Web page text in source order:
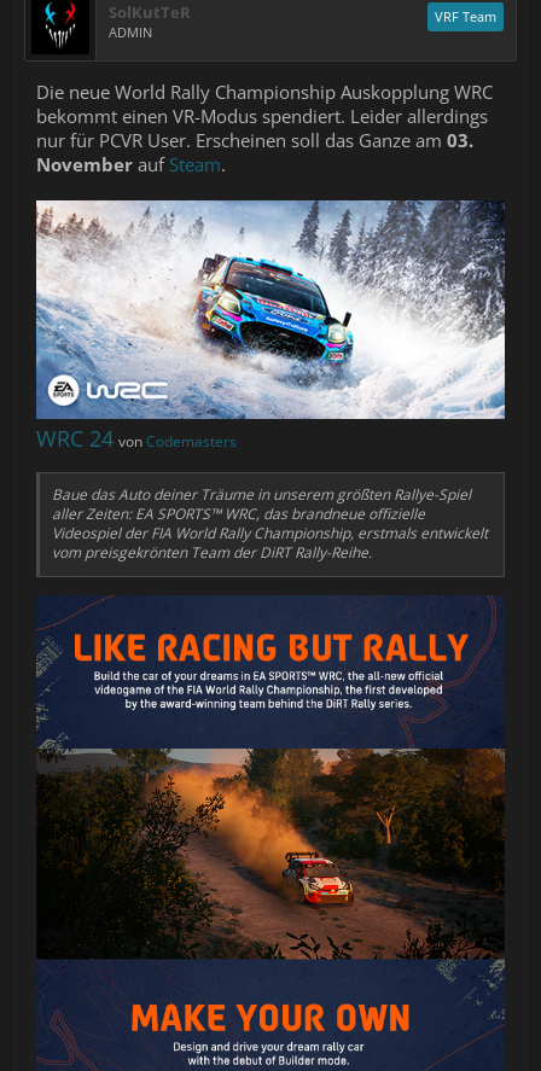
SolKutTeR
ADMIN
VRF Team
Die neue World Rally Championship Auskopplung WRC
bekommt einen VR-Modus spendiert. Leider allerdings
nur für PCVR User. Erscheinen soll das Ganze am 03.
November auf Steam.
WRC 24 von Codemasters
Baue das Auto deiner Träume in unserem größten Rallye-Spiel
aller Zeiten: EA SPORTS™ WRC, das brandneue offizielle
Videospiel der FIA World Rally Championship, erstmals entwickelt
vom preisgekrönten Team der DiRT Rally-Reihe.